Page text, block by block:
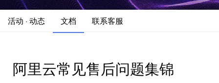
活动 · 动态 文档 联系客服
阿里云常见售后问题集锦